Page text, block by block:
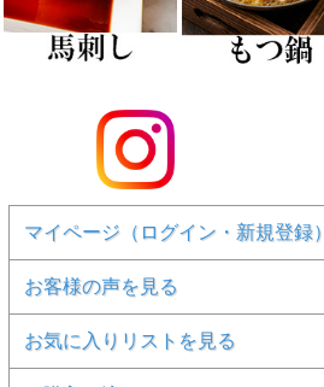
マイページ（ログイン・新規登録）
お客様の声を見る
お気に入りリストを見る